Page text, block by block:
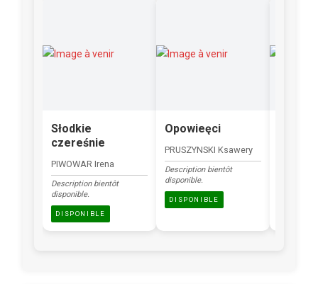
Słodkie
czereśnie
PIWOWAR Irena
Description bientôt
disponible.
DISPONIBLE
Opowieęci
PRUSZYNSKI Ksawery
Description bientôt
disponible.
DISPONIBLE